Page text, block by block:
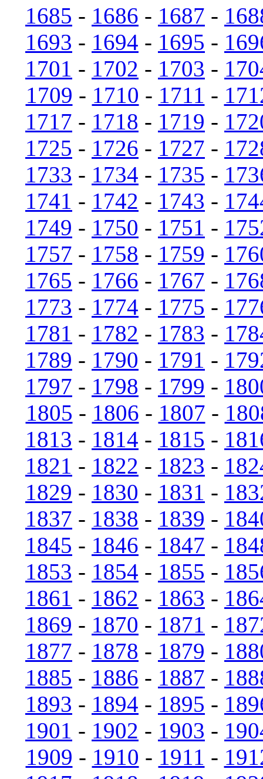
1685 - 1686 - 1687 -
1693 - 1694 - 1695 -
1701 - 1702 - 1703 -
1709 - 1710 - 1711 -
1717 - 1718 - 1719 -
1725 - 1726 - 1727 -
1733 - 1734 - 1735 -
1741 - 1742 - 1743 -
1749 - 1750 - 1751 -
1757 - 1758 - 1759 -
1765 - 1766 - 1767 -
1773 - 1774 - 1775 -
1781 - 1782 - 1783 -
1789 - 1790 - 1791 -
1797 - 1798 - 1799 -
1805 - 1806 - 1807 -
1813 - 1814 - 1815 -
1821 - 1822 - 1823 -
1829 - 1830 - 1831 -
1837 - 1838 - 1839 -
1845 - 1846 - 1847 -
1853 - 1854 - 1855 -
1861 - 1862 - 1863 -
1869 - 1870 - 1871 -
1877 - 1878 - 1879 -
1885 - 1886 - 1887 -
1893 - 1894 - 1895 -
1901 - 1902 - 1903 -
1909 - 1910 - 1911 -